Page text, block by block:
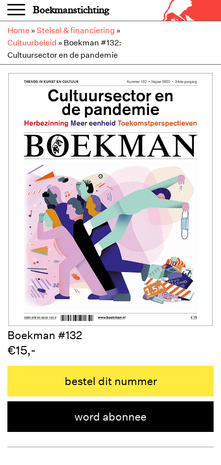
Overslaan en naar de inhoud gaan
Boekmanstichting
Home » Stelsel & financiering »
Cultuurbeleid » Boekman #132:
Cultuursector en de pandemie
Boekman #132
€15,-
bestel dit nummer
word abonnee